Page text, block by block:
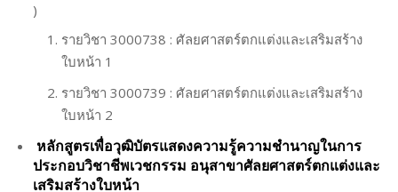
)
รายวิชา 3000738 : ศัลยศาสตร์ตกแต่งและเสริมสร้าง
ใบหน้า 1
รายวิชา 3000739 : ศัลยศาสตร์ตกแต่งและเสริมสร้าง
ใบหน้า 2
หลักสูตรเพื่อวุฒิบัตรแสดงความรู้ความชำนาญในการ
ประกอบวิชาชีพเวชกรรม อนุสาขาศัลยศาสตร์ตกแต่งและ
เสริมสร้างใบหน้า